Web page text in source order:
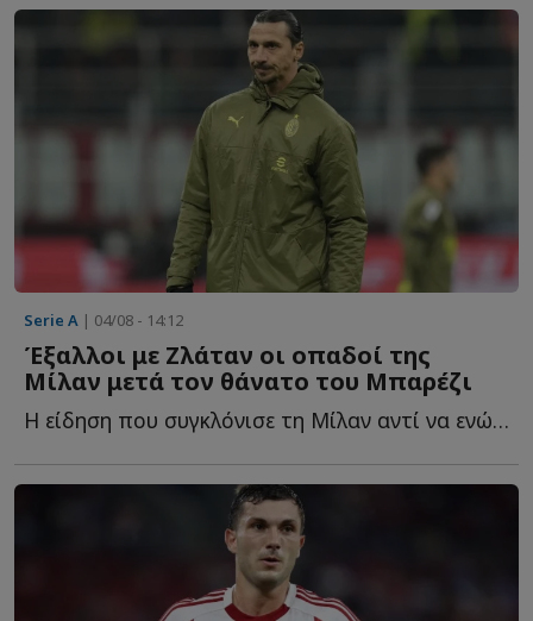
Serie A | 04/08 - 14:12
Έξαλλοι με Ζλάταν οι οπαδοί της
Μίλαν μετά τον θάνατο του Μπαρέζι
Η είδηση που συγκλόνισε τη Μίλαν αντί να ενώσει τους π...